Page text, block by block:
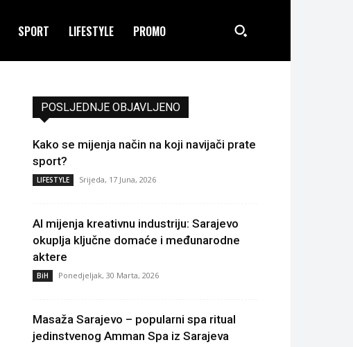
SPORT LIFESTYLE PROMO
POSLJEDNJE OBJAVLJENO
Kako se mijenja način na koji navijači prate
sport?
LIFESTYLE Srijeda, 17 Juna, 2026
AI mijenja kreativnu industriju: Sarajevo
okuplja ključne domaće i međunarodne
aktere
BiH Ponedjeljak, 30 Marta, 2026
Masaža Sarajevo – popularni spa ritual
jedinstvenog Amman Spa iz Sarajeva